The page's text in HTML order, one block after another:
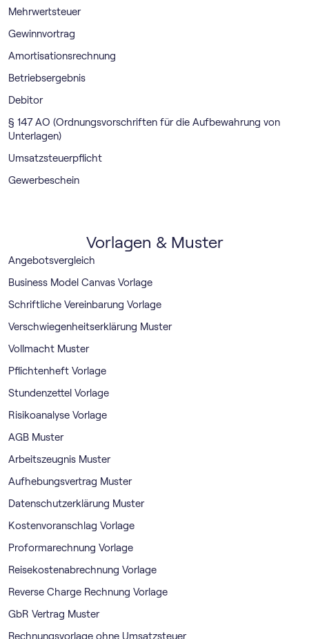
Mehrwertsteuer
Gewinnvortrag
Amortisationsrechnung
Betriebsergebnis
Debitor
§ 147 AO (Ordnungsvorschriften für die Aufbewahrung von
Unterlagen)
Umsatzsteuerpflicht
Gewerbeschein
Vorlagen & Muster
Angebotsvergleich
Business Model Canvas Vorlage
Schriftliche Vereinbarung Vorlage
Verschwiegenheitserklärung Muster
Vollmacht Muster
Pflichtenheft Vorlage
Stundenzettel Vorlage
Risikoanalyse Vorlage
AGB Muster
Arbeitszeugnis Muster
Aufhebungsvertrag Muster
Datenschutzerklärung Muster
Kostenvoranschlag Vorlage
Proformarechnung Vorlage
Reisekostenabrechnung Vorlage
Reverse Charge Rechnung Vorlage
GbR Vertrag Muster
Rechnungsvorlage ohne Umsatzsteuer